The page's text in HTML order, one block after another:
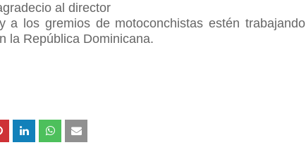
al director
y a los gremios de motoconchistas estén trabajando
la República Dominicana.